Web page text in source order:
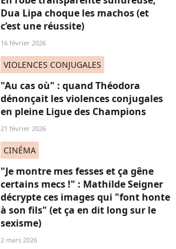
Dua Lipa choque les machos (et
c’est une réussite)
16 février 2026
VIOLENCES CONJUGALES
"Au cas où" : quand Théodora
dénonçait les violences conjugales
en pleine Ligue des Champions
21 février 2026
CINÉMA
"Je montre mes fesses et ça gêne
certains mecs !" : Mathilde Seigner
décrypte ces images qui "font honte
à son fils" (et ça en dit long sur le
sexisme)
2 mars 2026